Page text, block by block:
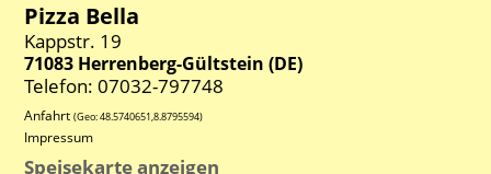
Pizza Bella
Kappstr. 19
71083 Herrenberg-Gültstein (DE)
Telefon: 07032-797748
Anfahrt (Geo:48.5740651,8.8795594)
Impressum
Speisekarte anzeigen